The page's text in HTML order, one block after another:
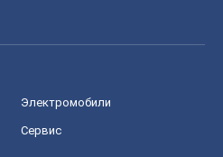
Электромобили
Сервис